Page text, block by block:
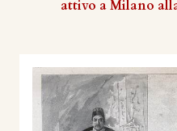
attivo a Milano